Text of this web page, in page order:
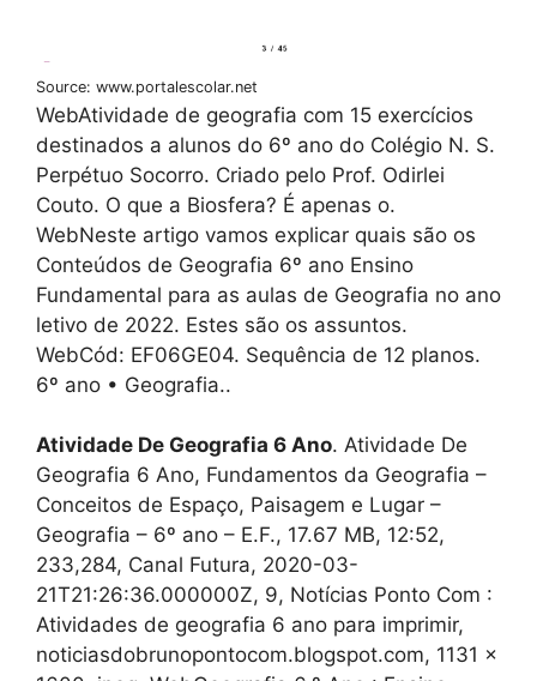
Source: www.portalescolar.net
WebAtividade de geografia com 15 exercícios
destinados a alunos do 6º ano do Colégio N. S.
Perpétuo Socorro. Criado pelo Prof. Odirlei
Couto. O que a Biosfera? É apenas o.
WebNeste artigo vamos explicar quais são os
Conteúdos de Geografia 6º ano Ensino
Fundamental para as aulas de Geografia no ano
letivo de 2022. Estes são os assuntos.
WebCód: EF06GE04. Sequência de 12 planos.
6º ano • Geografia..
Atividade De Geografia 6 Ano. Atividade De
Geografia 6 Ano, Fundamentos da Geografia –
Conceitos de Espaço, Paisagem e Lugar –
Geografia – 6º ano – E.F., 17.67 MB, 12:52,
233,284, Canal Futura, 2020-03-
21T21:26:36.000000Z, 9, Notícias Ponto Com :
Atividades de geografia 6 ano para imprimir,
noticiasdobrunopontocom.blogspot.com, 1131 x